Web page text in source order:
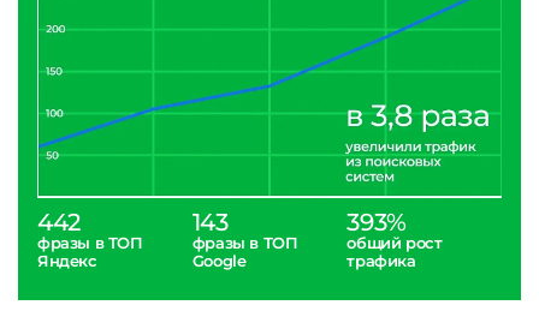
442
фразы в ТОП
Яндекс
143
фразы в ТОП
Google
393%
общий рост
трафика